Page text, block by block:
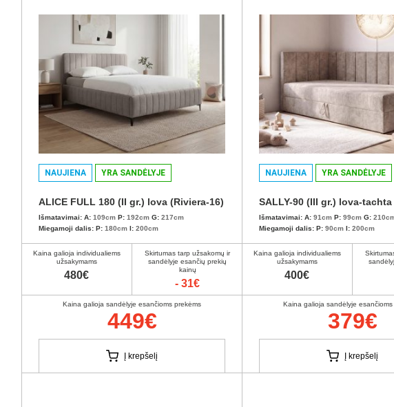
NAUJIENA YRA SANDĖLYJE
ALICE FULL 180 (II gr.) lova (Riviera-16)
Išmatavimai: A: 109cm P: 192cm G: 217cm
Miegamoji dalis: P: 180cm I: 200cm
Kaina galioja individualiems
užsakymams
480€
Skirtumas tarp užsakomų ir
sandėlyje esančių prekių
kainų
- 31€
Kaina galioja sandėlyje esančioms prekėms
449€
Į krepšelį
NAUJIENA YRA SANDĖLYJE
Išmatavimai: A: 91cm P: 99cm G:
Miegamoji dalis: P: 90cm I: 200cm
Kaina galioja individualiems
užsakymams
400€
Kaina galioja sandėlyje esančioms
379€
Į krepšelį